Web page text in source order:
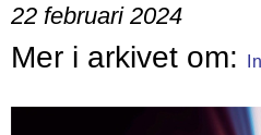
22 februari 2024